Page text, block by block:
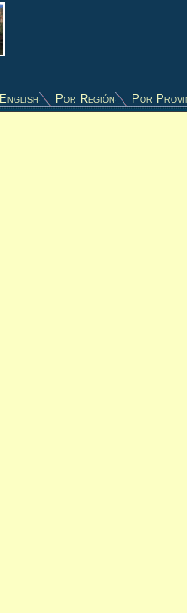
English Por Región Por